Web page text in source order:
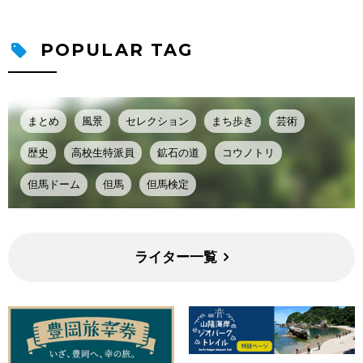
POPULAR TAG
まとめ 風景 セレクション まち歩き 芸術
歴史 高校生特派員 鉱石の道 コウノトリ
但馬ドーム 但馬 但馬検定
ライター一覧